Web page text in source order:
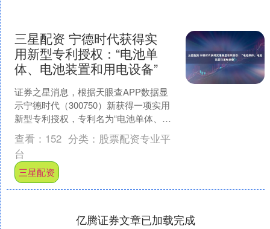
三星配资 宁德时代获得实
用新型专利授权：“电池单
体、电池装置和用电设备”
证券之星消息，根据天眼查APP数据显
示宁德时代（300750）新获得一项实用
新型专利授权，专利名为“电池单体、电
池装置和用电设备”，专利申请号为
CN202520....
查看： 152 分类： 股票配资专业平
台
三星配资
亿腾证券文章已加载完成